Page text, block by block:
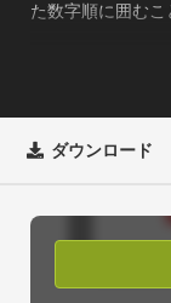
た数字順に囲むこ
路は見えない迷路
「一筆のルート」
難易度ごとに別れ
子どもから大人
アル
ダウンロード